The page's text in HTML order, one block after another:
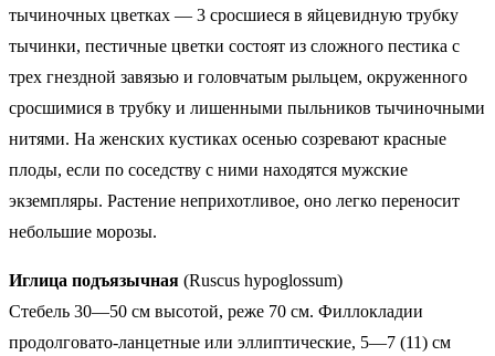
тычиночных цветках — 3 сросшиеся в яйцевидную трубку
тычинки, пестичные цветки состоят из сложного пестика с
трех гнездной завязью и головчатым рыльцем, окруженного
сросшимися в трубку и лишенными пыльников тычиночными
нитями. На женских кустиках осенью созревают красные
плоды, если по соседству с ними находятся мужские
экземпляры. Растение неприхотливое, оно легко переносит
небольшие морозы.
Иглица подъязычная (Ruscus hypoglossum)
Стебель 30—50 см высотой, реже 70 см. Филлокладии
продолговато-ланцетные или эллиптические, 5—7 (11) см